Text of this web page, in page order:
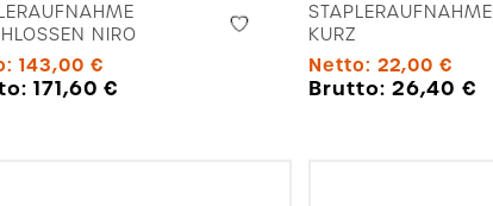
NIRO
143,00 €
171,60€
STAPLERAUFNAHME
KURZ
Netto: 22,00 €
Brutto: 26,40 €